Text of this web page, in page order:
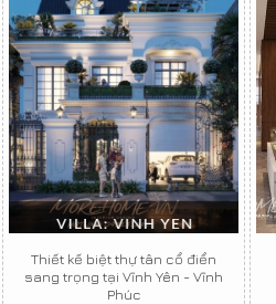
Thiết kế biệt thự tân cổ điển
sang trọng tại Vĩnh Yên - Vĩnh
Phúc